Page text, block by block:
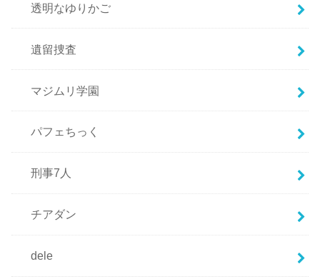
透明なゆりかご
遺留捜査
マジムリ学園
パフェちっく
刑事7人
チアダン
dele